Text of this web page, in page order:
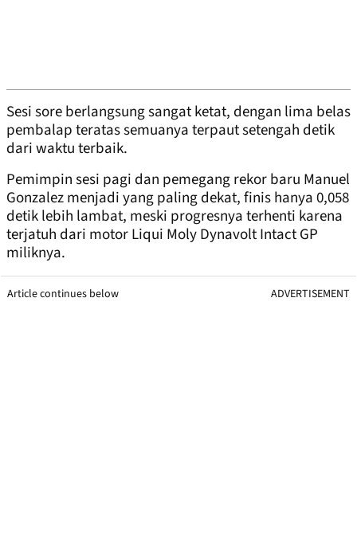
Sesi sore berlangsung sangat ketat, dengan lima belas
pembalap teratas semuanya terpaut setengah detik
dari waktu terbaik.
Pemimpin sesi pagi dan pemegang rekor baru Manuel
Gonzalez menjadi yang paling dekat, finis hanya 0,058
detik lebih lambat, meski progresnya terhenti karena
terjatuh dari motor Liqui Moly Dynavolt Intact GP
miliknya.
Article continues below ADVERTISEMENT